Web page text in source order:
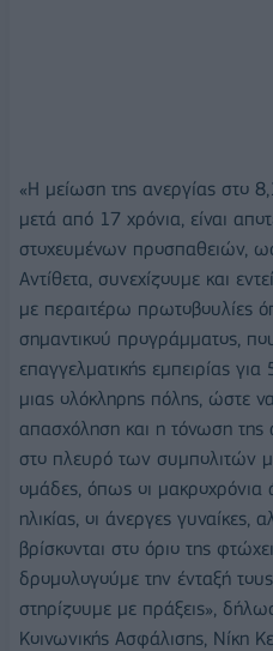
«Η μείωση της ανεργίας στο
μετά από 17 χρόνια, είναι
στοχευμένων προσπαθειών,
Αντίθετα, συνεχίζουμε και
με περαιτέρω πρωτοβουλίες
σημαντικού προγράμματος,
επαγγελματικής εμπειρίας
μιας ολόκληρης πόλης, ώστε
απασχόληση και η τόνωση της
στο πλευρό των συμπολιτών
ομάδες, όπως οι μακροχρόνια
ηλικίας, οι άνεργες γυναίκες,
βρίσκονται στο όριο της
δρομολογούμε την ένταξή
στηρίζουμε με πράξεις»,
Κοινωνικής Ασφάλισης, Νίκη